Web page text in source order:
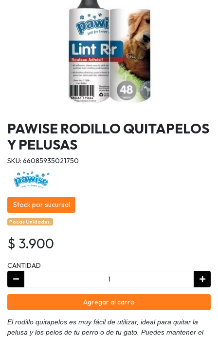
PAWISE RODILLO QUITAPELOS
Y PELUSAS
SKU: 66085935021750
Stock por sucursal
Pocas Unidades.
$ 3.900
CANTIDAD
Agregar al carro
El rodillo quitapelos es muy fácil de utilizar, ideal para quitar la
pelusa y los pelos de tu perro o de tu gato. Puedes mantener el